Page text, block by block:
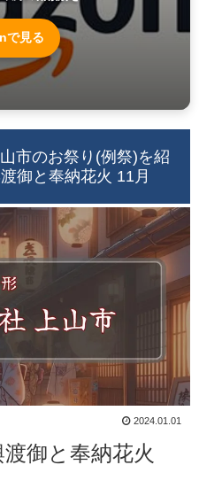
で見る
市のお祭り(例祭)を紹
御と奉納花火 11月
2024.01.01
御と奉納花火